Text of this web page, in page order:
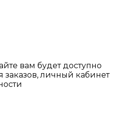
вам будет доступно
заказов, личный кабинет